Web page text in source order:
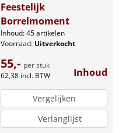
Feestelijk
Borrelmoment
Inhoud: 45 artikelen
Voorraad: Uitverkocht
55,- per stuk
62,38 incl. BTW Inhoud
Vergelijken
Verlanglijst